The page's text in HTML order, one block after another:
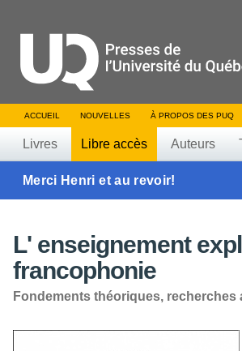
ACCUEIL NOUVELLES À PROPOS DES PUQ
Livres Libre accès Auteurs
Merci Henri et au revoir!
L' enseignement
francophonie
Fondements théoriques,